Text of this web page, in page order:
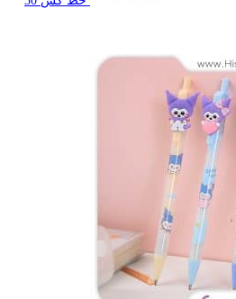
range: